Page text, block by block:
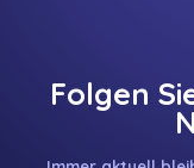
Folgen